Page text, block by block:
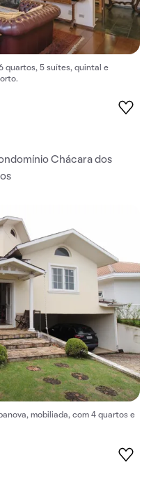
quartos, 5 suítes, quintal e
Chácara dos
mobiliada, com 4 quartos e